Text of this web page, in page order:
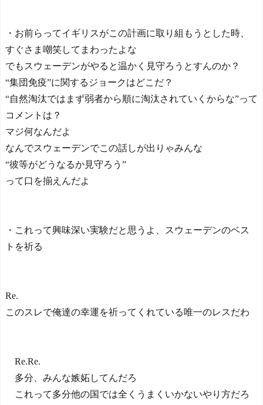
・お前らってイギリスがこの計画に取り組もうとした時、
すぐさま嘲笑してまわったよな
でもスウェーデンがやると温かく見守ろうとすんのか？
“集団免疫”に関するジョークはどこだ？
“自然淘汰ではまず弱者から順に淘汰されていくからな”って
コメントは？
マジ何なんだよ
なんでスウェーデンでこの話しが出りゃみんな
“彼等がどうなるか見守ろう”
って口を揃えんだよ
・これって興味深い実験だと思うよ、スウェーデンのベス
トを祈る
Re.
このスレで俺達の幸運を祈ってくれている唯一のレスだわ
Re.Re.
多分、みんな嫉妬してんだろ
これって多分他の国では全くうまくいかないやり方だろ